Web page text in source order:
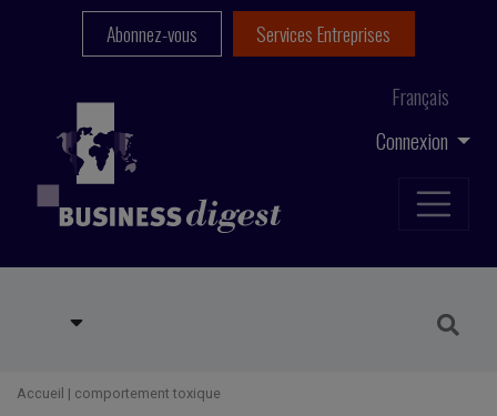
Connexion
Français
Abonnez-vous Services Entreprises
Accueil | comportement toxique